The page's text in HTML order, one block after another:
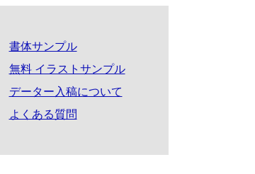
書体サンプル
無料 イラストサンプル
データー入稿について
よくある質問